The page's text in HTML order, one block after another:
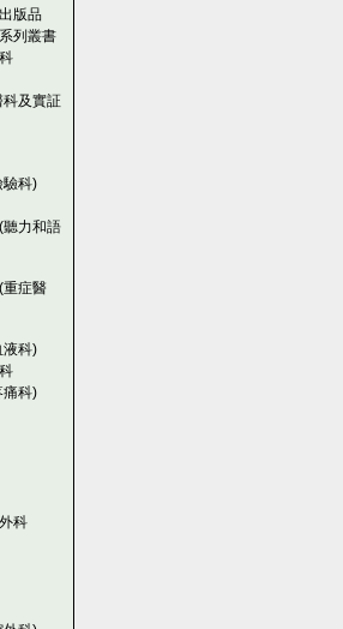
版品
列叢書
科及實証
驗科)
力和語
重症醫
液科)
痛科)
科